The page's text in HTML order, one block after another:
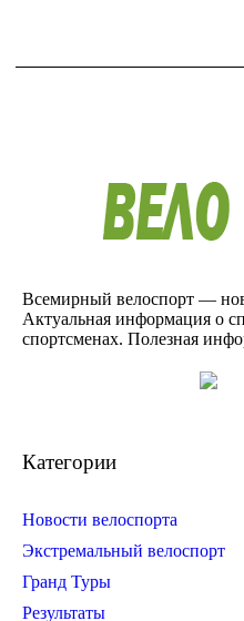
Всемирный велоспорт —
Актуальная информация о
спортсменах. Полезная
Категории
Новости велоспорта
Экстремальный велоспорт
Гранд Туры
Результаты